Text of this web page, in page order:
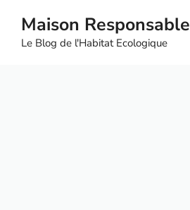
contenu
Maison Responsable
Le Blog de l'Habitat Ecologique